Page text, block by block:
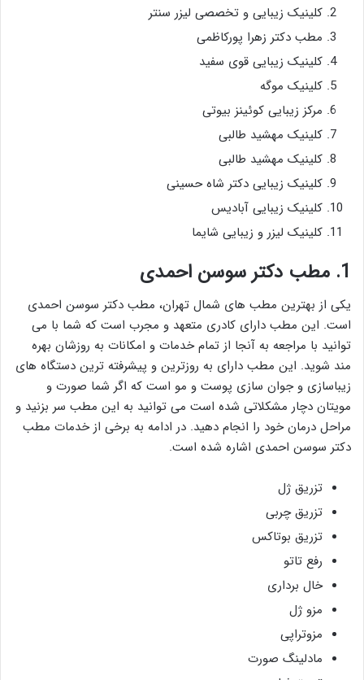
کلینیک زیبایی و تخصصی لیزر سنتر
مطب دکتر زهرا پورکاظمی
کلینیک زیبایی قوی سفید
کلینیک موگه
مرکز زیبایی کوئینز بیوتی
کلینیک مهشید طالبی
کلینیک مهشید طالبی
کلینیک زیبایی دکتر شاه حسینی
کلینیک زیبایی آبادیس
کلینیک لیزر و زیبایی شایما
1. مطب دکتر سوسن احمدی
یکی از بهترین مطب های شمال تهران، مطب دکتر سوسن احمدی
است. این مطب دارای کادری متعهد و مجرب است که شما با می
توانید با مراجعه به آنجا از تمام خدمات و امکانات به روزشان بهره
مند شوید. این مطب دارای به روزترین و پیشرفته ترین دستگاه های
زیباسازی و جوان سازی پوست و مو است که اگر شما صورت و
مویتان دچار مشکلاتی شده است می توانید به این مطب سر بزنید و
مراحل درمان خود را انجام دهید. در ادامه به برخی از خدمات مطب
دکتر سوسن احمدی اشاره شده است.
تزریق ژل
تزریق چربی
تزریق بوتاکس
رفع تاتو
خال برداری
مزو ژل
مزوتراپی
مادلینگ صورت